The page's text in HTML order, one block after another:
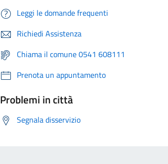
Leggi le domande frequenti
Richiedi Assistenza
Chiama il comune 0541 608111
Prenota un appuntamento
Problemi in città
Segnala disservizio